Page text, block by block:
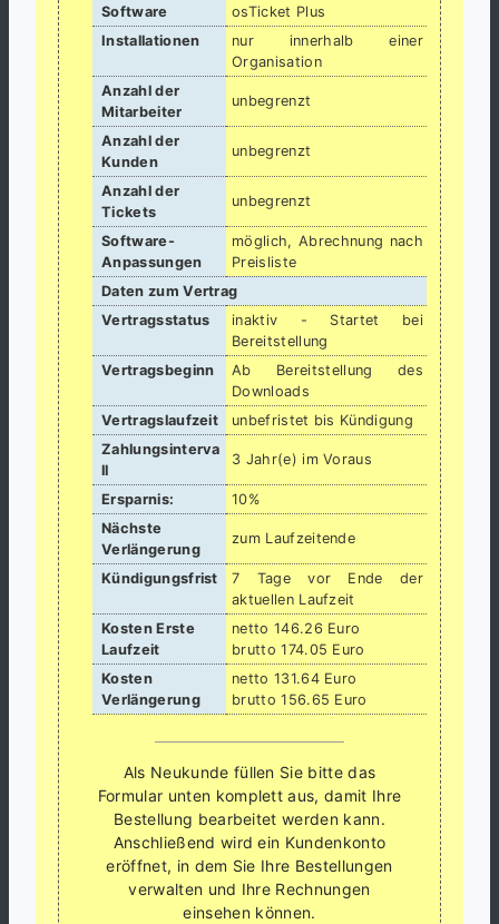
Software
osTicket Plus
Installationen
nur innerhalb einer
Organisation
Anzahl der
Mitarbeiter
unbegrenzt
Anzahl der
Kunden
unbegrenzt
Anzahl der
Tickets
unbegrenzt
Software-
Anpassungen
möglich, Abrechnung nach
Preisliste
Daten zum Vertrag
Vertragsstatus
inaktiv - Startet bei
Bereitstellung
Vertragsbeginn
Ab Bereitstellung des
Downloads
Vertragslaufzeit
unbefristet bis Kündigung
Zahlungsinterva
ll
3 Jahr(e) im Voraus
Ersparnis:
10%
Nächste
Verlängerung
zum Laufzeitende
Kündigungsfrist
7 Tage vor Ende der
aktuellen Laufzeit
Kosten Erste
Laufzeit
netto 146.26 Euro
brutto 174.05 Euro
Kosten
Verlängerung
netto 131.64 Euro
brutto 156.65 Euro
Als Neukunde füllen Sie bitte das
Formular unten komplett aus, damit Ihre
Bestellung bearbeitet werden kann.
Anschließend wird ein Kundenkonto
eröffnet, in dem Sie Ihre Bestellungen
verwalten und Ihre Rechnungen
einsehen können.